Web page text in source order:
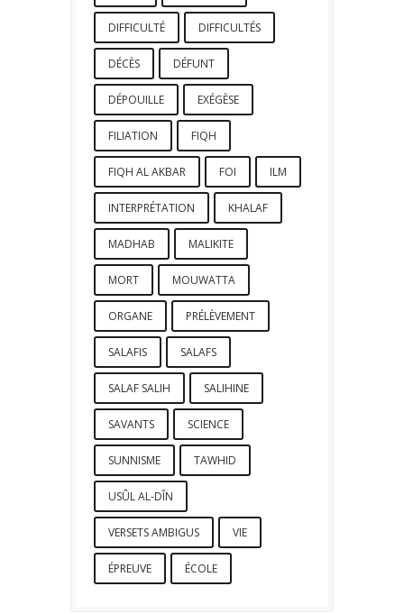
DIFFICULTÉ DIFFICULTÉS
DÉCÈS DÉFUNT
DÉPOUILLE EXÉGÈSE
FILIATION FIQH
FIQH AL AKBAR FOI ILM
INTERPRÉTATION KHALAF
MADHAB MALIKITE
MORT MOUWATTA
ORGANE PRÉLÈVEMENT
SALAFIS SALAFS
SALAF SALIH SALIHINE
SAVANTS SCIENCE
SUNNISME TAWHID
USÛL AL-DÎN
VERSETS AMBIGUS VIE
ÉPREUVE ÉCOLE